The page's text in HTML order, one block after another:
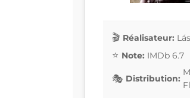
Réalisateur:
Note: IMDb 6.7
Distribution: